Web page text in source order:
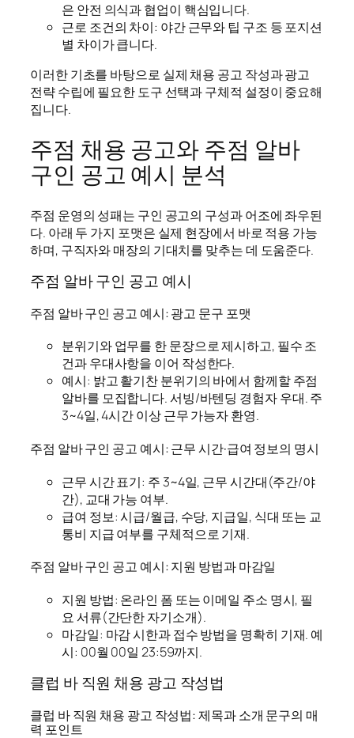
은 안전 의식과 협업이 핵심입니다.
근로 조건의 차이: 야간 근무와 팁 구조 등 포지션
별 차이가 큽니다.
이러한 기초를 바탕으로 실제 채용 공고 작성과 광고
전략 수립에 필요한 도구 선택과 구체적 설정이 중요해
집니다.
주점 채용 공고와 주점 알바
구인 공고 예시 분석
주점 운영의 성패는 구인 공고의 구성과 어조에 좌우된
다. 아래 두 가지 포맷은 실제 현장에서 바로 적용 가능
하며, 구직자와 매장의 기대치를 맞추는 데 도움준다.
주점 알바 구인 공고 예시
주점 알바 구인 공고 예시: 광고 문구 포맷
분위기와 업무를 한 문장으로 제시하고, 필수 조
건과 우대사항을 이어 작성한다.
예시: 밝고 활기찬 분위기의 바에서 함께할 주점
알바를 모집합니다. 서빙/바텐딩 경험자 우대. 주
3~4일, 4시간 이상 근무 가능자 환영.
주점 알바 구인 공고 예시: 근무 시간·급여 정보의 명시
근무 시간 표기: 주 3~4일, 근무 시간대(주간/야
간), 교대 가능 여부.
급여 정보: 시급/월급, 수당, 지급일, 식대 또는 교
통비 지급 여부를 구체적으로 기재.
주점 알바 구인 공고 예시: 지원 방법과 마감일
지원 방법: 온라인 폼 또는 이메일 주소 명시, 필
요 서류(간단한 자기소개).
마감일: 마감 시한과 접수 방법을 명확히 기재. 예
시: 00월 00일 23:59까지.
클럽 바 직원 채용 광고 작성법
클럽 바 직원 채용 광고 작성법: 제목과 소개 문구의 매
력 포인트